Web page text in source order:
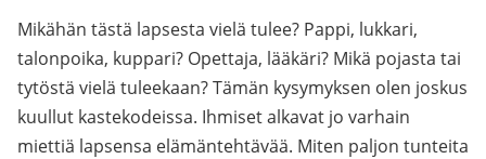
Mikähän tästä lapsesta vielä tulee? Pappi, lukkari,
talonpoika, kuppari? Opettaja, lääkäri? Mikä pojasta tai
tytöstä vielä tuleekaan? Tämän kysymyksen olen joskus
kuullut kastekodeissa. Ihmiset alkavat jo varhain
miettiä lapsensa elämäntehtävää. Miten paljon tunteita